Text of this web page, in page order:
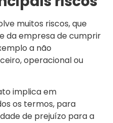
muitos riscos, que
da empresa de cumprir
a não
operacional ou
implica em
os termos, para
de prejuízo para a